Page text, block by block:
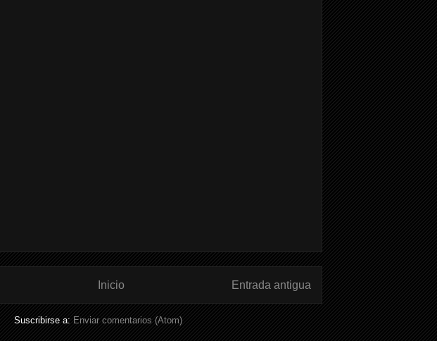
Entrada antigua
Inicio
Suscribirse a: Enviar comentarios (Atom)